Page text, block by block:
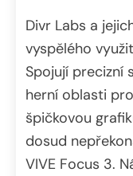
Divr Labs a
vyspělého
Spojují precizní
herní oblasti
špičkovou
dosud
VIVE Focus 3.